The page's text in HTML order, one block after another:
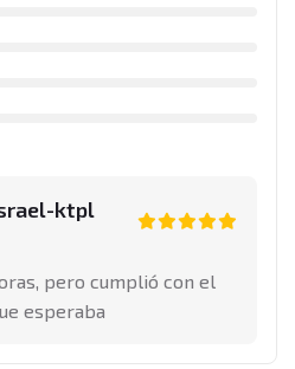
ktpl
pero cumplió con el
esperaba